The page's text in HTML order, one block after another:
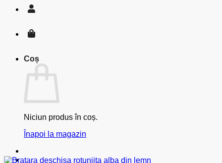
Coș
Niciun produs în coș.
Înapoi la magazin